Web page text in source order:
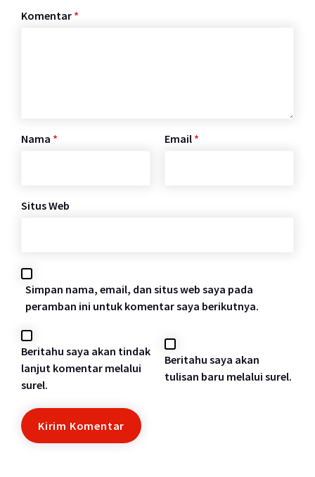
Komentar *
Nama * Email *
Situs Web
Simpan nama, email, dan situs web saya pada
peramban ini untuk komentar saya berikutnya.
Beritahu saya akan tindak
lanjut komentar melalui
surel.
Beritahu saya akan
tulisan baru melalui surel.